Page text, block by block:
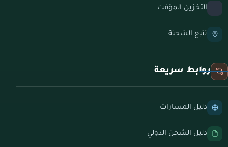
التخزين المؤقت
تتبع الشحنة
روابط سريعة
دليل المسارات
دليل الشحن الدولي